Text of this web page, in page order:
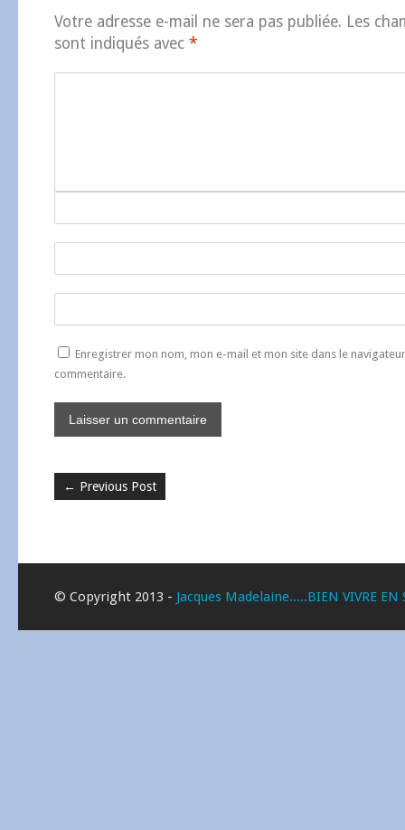
Votre adresse e-mail ne sera pas publiée. Les
sont indiqués avec *
Enregistrer mon nom, mon e-mail et mon site dans le
commentaire.
← Previous Post
© Copyright 2013 - Jacques Madelaine.....BIEN VIVRE EN